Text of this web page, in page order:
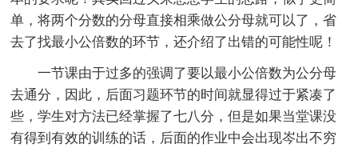
单，将两个分数的分母直接相乘做公分母就可以了，省
去了找最小公倍数的环节，还介绍了出错的可能性呢！
一节课由于过多的强调了要以最小公倍数为公分母
去通分，因此，后面习题环节的时间就显得过于紧凑了
些，学生对方法已经掌握了七八分，但是如果当堂课没
有得到有效的训练的话，后面的作业中会出现岑出不穷